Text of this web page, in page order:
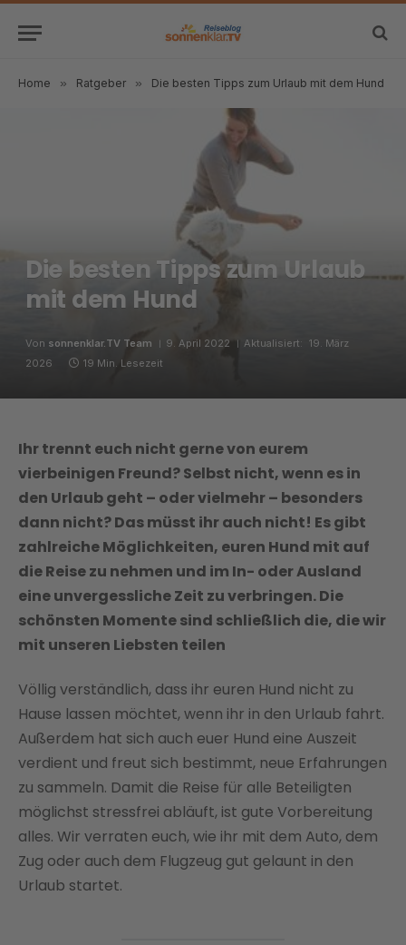
Home » Ratgeber » Die besten Tipps zum Urlaub mit dem Hund
Die besten Tipps zum Urlaub
mit dem Hund
Von sonnenklar.TV Team 9. April 2022 Aktualisiert: 19. März
2026
19 Min. Lesezeit
Ihr trennt euch nicht gerne von eurem
vierbeinigen Freund? Selbst nicht, wenn es in
den Urlaub geht – oder vielmehr – besonders
dann nicht? Das müsst ihr auch nicht! Es gibt
zahlreiche Möglichkeiten, euren Hund mit auf
die Reise zu nehmen und im In- oder Ausland
eine unvergessliche Zeit zu verbringen. Die
schönsten Momente sind schließlich die, die wir
mit unseren Liebsten teilen
Völlig verständlich, dass ihr euren Hund nicht zu
Hause lassen möchtet, wenn ihr in den Urlaub fahrt.
Außerdem hat sich auch euer Hund eine Auszeit
verdient und freut sich bestimmt, neue Erfahrungen
zu sammeln. Damit die Reise für alle Beteiligten
möglichst stressfrei abläuft, ist gute Vorbereitung
alles. Wir verraten euch, wie ihr mit dem Auto, dem
Zug oder auch dem Flugzeug gut gelaunt in den
Urlaub startet.